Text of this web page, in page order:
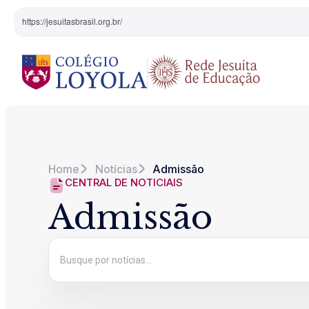
https://jesuitasbrasil.org.br/
Equipe Diretiva
Nossa História
Home Notícias Admissão
CENTRAL DE NOTICIAIS
Admissão